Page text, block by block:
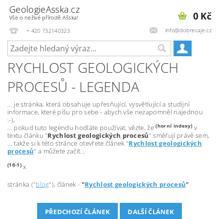
GeologieAsska.cz
Vše o neživé přírodě Ašska!
+ 420 732140323
info@dobrecaje.cz
0 Kč
RYCHLOST GEOLOGICKÝCH
PROCESŮ - LEGENDA
... je stránka, která obsahuje upřesňující, vysvětlující a studijní
informace, které píšu pro sebe - abych vše nezapomněl najednou
:-),
... pokud tuto legendu hodláte používat, vězte, že(horní indexy) v
textu článku "Rychlost geologických procesů" směřují právě sem,
... takže si k této stránce otevřete článek "Rychlost geologických
procesů" a můžete začít...
(16-1)x
stránka ("blog"), článek - "Rychlost geologických procesů"
PŘEDCHOZÍ ČLÁNEK DALŠÍ ČLÁNEK